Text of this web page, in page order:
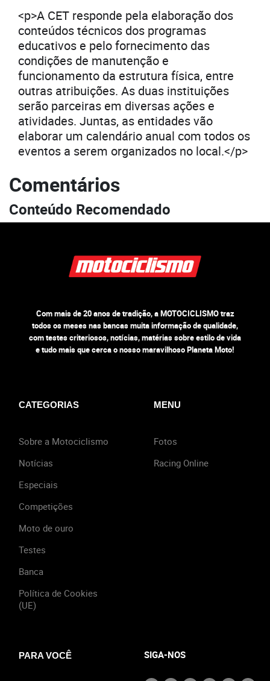
<p>A CET responde pela elaboração dos
conteúdos técnicos dos programas
educativos e pelo fornecimento das
condições de manutenção e
funcionamento da estrutura física, entre
outras atribuições. As duas instituições
serão parceiras em diversas ações e
atividades. Juntas, as entidades vão
elaborar um calendário anual com todos os
eventos a serem organizados no local.</p>
Comentários
Conteúdo Recomendado
Com mais de 20 anos de tradição, a MOTOCICLISMO traz
todos os meses nas bancas muita informação de qualidade,
com testes criteriosos, notícias, matérias sobre estilo de vida
e tudo mais que cerca o nosso maravilhoso Planeta Moto!
CATEGORIAS
Sobre a Motociclismo
Notícias
Especiais
Competições
Moto de ouro
Testes
Banca
Política de Cookies
(UE)
MENU
Fotos
Racing Online
PARA VOCÊ SIGA-NOS